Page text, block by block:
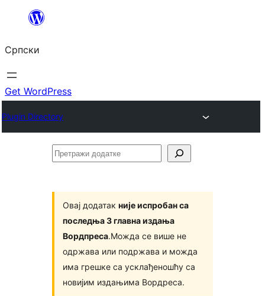
Скочи
садржај
Српски
Get WordPress
Plugin Directory
Претражи
Овај додатак није испробан са
последња 3 главна издања
Вордпреса.Можда се више не
одржава или подржава и можда
има грешке са усклађеношћу са
новијим издањима Вордреса.